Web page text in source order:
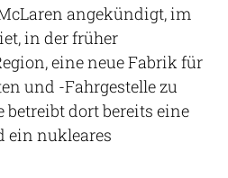
angekündigt, im
in der früher
eine neue Fabrik für
und -Fahrgestelle zu
betreibt dort bereits eine
ein nukleares